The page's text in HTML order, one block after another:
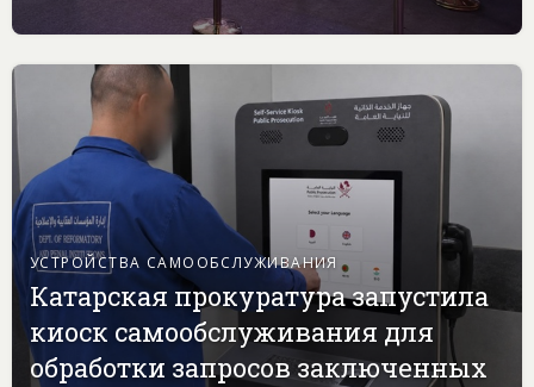
УСТРОЙСТВА САМООБСЛУЖИВАНИЯ
Катарская прокуратура запустила
киоск самообслуживания для
обработки запросов заключенных